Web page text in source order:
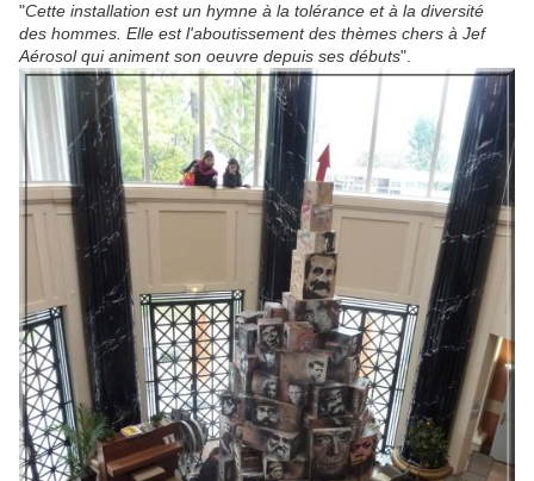
"Cette installation est un hymne à la tolérance et à la diversité
des hommes. Elle est l'aboutissement des thèmes chers à Jef
Aérosol qui animent son oeuvre depuis ses débuts".